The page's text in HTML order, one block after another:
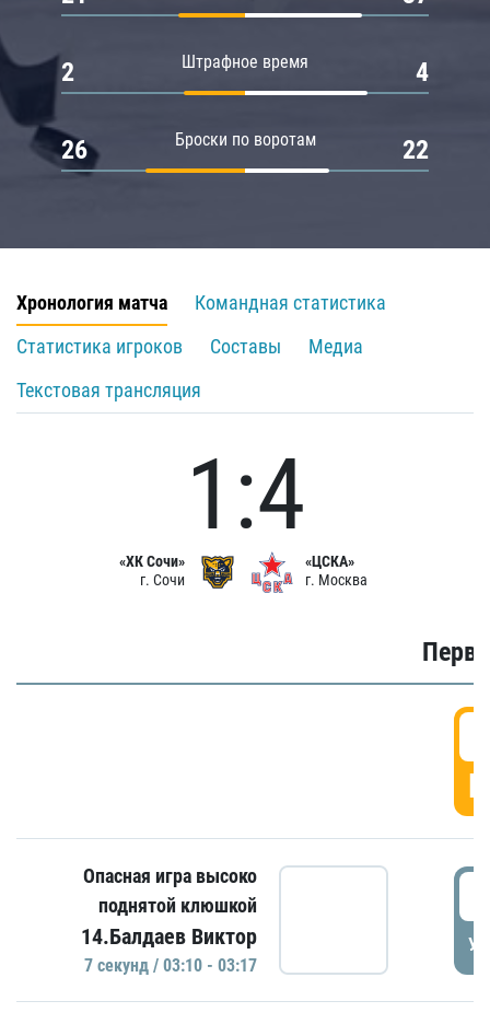
Штрафное время
2 4
Броски по воротам
26 22
Хронология матча
Командная статистика
Статистика игроков
Составы
Медиа
Текстовая трансляция
«ХК Сочи»
г. Сочи
1:4
«ЦСКА»
г. Москва
Опасная игра высоко
поднятой клюшкой
14.Балдаев Виктор
7 секунд / 03:10 - 03:17